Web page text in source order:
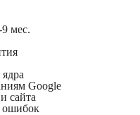
9 мес.
Google
сайта
ошибок